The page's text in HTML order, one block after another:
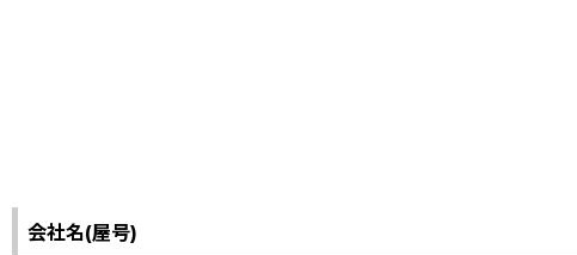
会社名(屋号)